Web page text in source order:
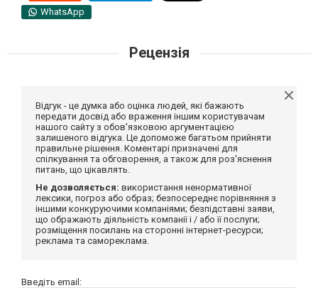
WhatsApp
Рецензія
Відгук - це думка або оцінка людей, які бажають
передати досвід або враження іншим користувачам
нашого сайту з обов'язковою аргументацією
залишеного відгука. Це допоможе багатьом прийняти
правильне рішення. Коментарі призначені для
спілкування та обговорення, а також для роз'яснення
питань, що цікавлять.
Не дозволяється: використання ненормативної
лексики, погроз або образ; безпосереднє порівняння з
іншими конкуруючими компаніями; безпідставні заяви,
що ображають діяльність компанії і / або її послуги;
розміщення посилань на сторонні інтернет-ресурси;
реклама та самореклама.
Введіть email: